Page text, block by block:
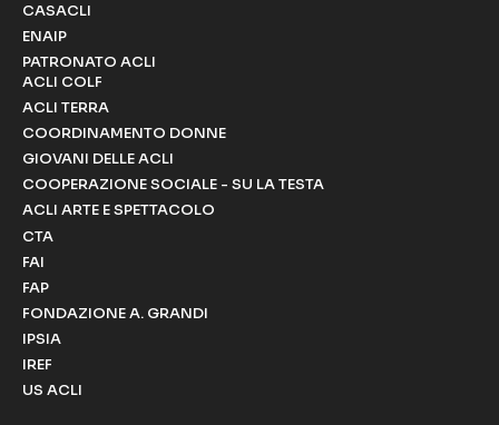
CASACLI
ENAIP
PATRONATO ACLI
ACLI COLF
ACLI TERRA
COORDINAMENTO DONNE
GIOVANI DELLE ACLI
COOPERAZIONE SOCIALE - SU LA TESTA
ACLI ARTE E SPETTACOLO
CTA
FAI
FAP
FONDAZIONE A. GRANDI
IPSIA
IREF
US ACLI